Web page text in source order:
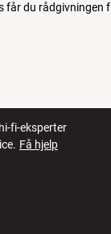
får du rådgivningen
fi-eksperter
Få hjelp